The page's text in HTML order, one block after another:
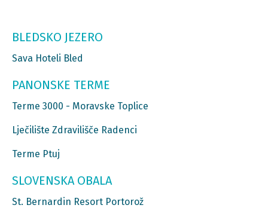
BLEDSKO JEZERO
Sava Hoteli Bled
PANONSKE TERME
Terme 3000 - Moravske Toplice
Lječilište Zdravilišče Radenci
Terme Ptuj
SLOVENSKA OBALA
St. Bernardin Resort Portorož